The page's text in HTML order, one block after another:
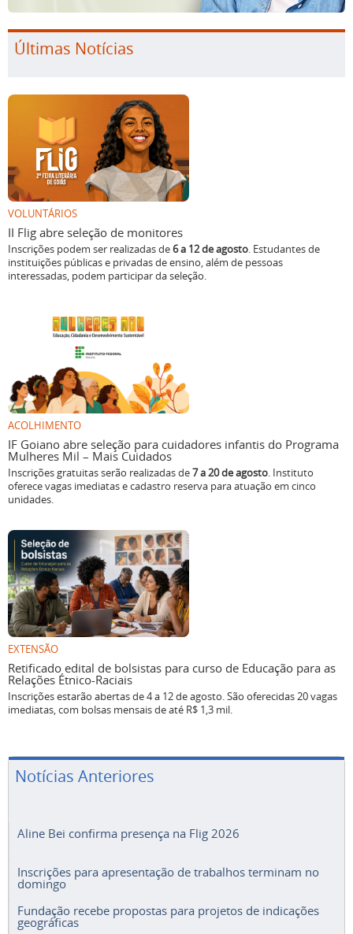
Últimas Notícias
VOLUNTÁRIOS
II Flig abre seleção de monitores
Inscrições podem ser realizadas de6 a 12 de agosto. Estudantes de
instituições públicas e privadas de ensino, além de pessoas
interessadas, podem participar da seleção.
ACOLHIMENTO
IF Goiano abre seleção para cuidadores infantis do Programa
Mulheres Mil – Mais Cuidados
Inscrições gratuitas serão realizadas de7 a 20 de agosto. Instituto
oferece vagas imediatas e cadastro reserva para atuação em cinco
unidades.
EXTENSÃO
Retificado edital de bolsistas para curso de Educação para as
Relações Étnico-Raciais
Inscrições estarão abertas de 4 a 12 de agosto. São oferecidas 20 vagas
imediatas, com bolsas mensais de até R$ 1,3 mil.
Notícias Anteriores
Aline Bei confirma presença na Flig 2026
Inscrições para apresentação de trabalhos terminam no
domingo
Fundação recebe propostas para projetos de indicações
geográficas